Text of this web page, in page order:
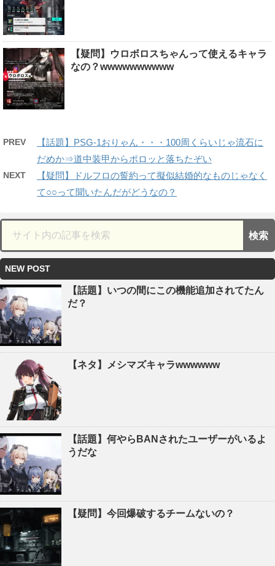
【疑問】ウロボロスちゃんって使えるキャラ
なの？wwwwwwwwww
PREV
【話題】PSG-1おりゃん・・・100周くらいじゃ流石に
だめか⇒道中装甲からポロッと落ちたぞい
NEXT
【疑問】ドルフロの誓約って擬似結婚的なものじゃなく
て○○って聞いたんだがどうなの？
NEW POST
【話題】いつの間にこの機能追加されてたん
だ？
【ネタ】メシマズキャラwwwwww
【話題】何やらBANされたユーザーがいるよ
うだな
【疑問】今回爆破するチームないの？